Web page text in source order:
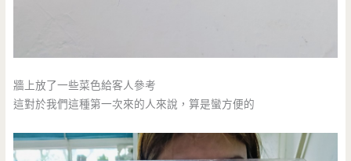
牆上放了一些菜色給客人參考
這對於我們這種第一次來的人來說，算是蠻方便的